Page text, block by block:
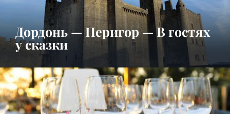
Дордонь — Перигор — В гостях
у сказки